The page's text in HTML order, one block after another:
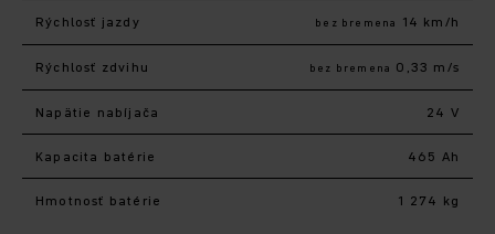
Rýchlosť jazdy bez bremena 14 km/h
Rýchlosť zdvihu bez bremena 0,33 m/s
Napätie nabíjača 24 V
Kapacita batérie 465 Ah
Hmotnosť batérie 1 274 kg